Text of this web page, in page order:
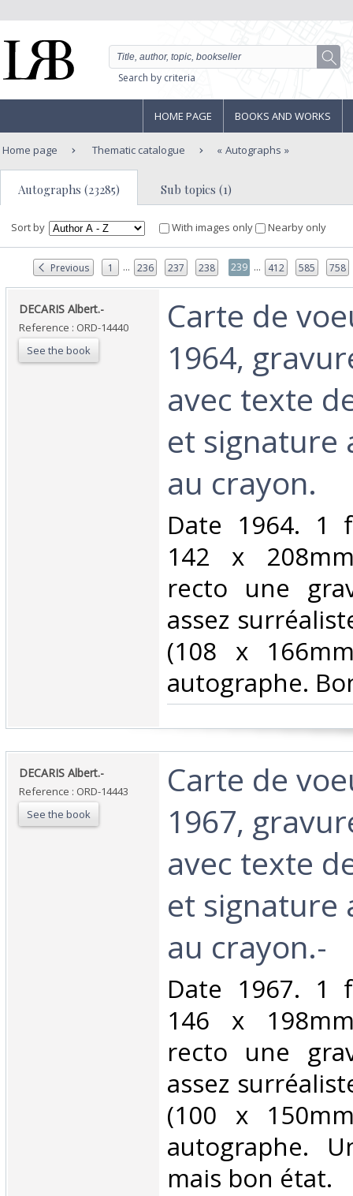
Search by criteria
HOME PAGE BOOKS AND WORKS
Home page Thematic catalogue Autographs
Autographs (23285) Sub topics (1)
Sort by With images only Nearby only
Previous 1 ... 236 237 238 239 ... 412 585 758
‎DECARIS Albert.-‎
Reference : ORD-14440
See the book
‎Carte de
1964,
avec texte
et signature
au crayon.‎
‎Date 1964. 1
142 x
recto une
assez
(108 x
autographe.
‎DECARIS Albert.-‎
Reference : ORD-14443
See the book
‎Carte de
1967,
avec texte
et signature
au crayon.-‎
‎Date 1967. 1
146 x
recto une
assez
(100 x
autographe.
mais bon état.‎